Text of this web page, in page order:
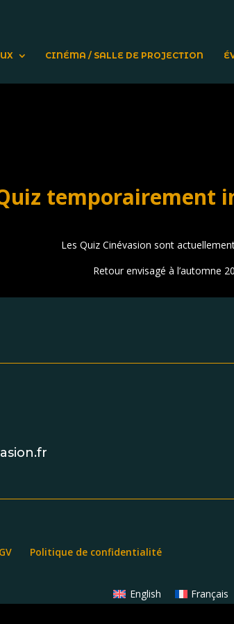
CINÉMA / SALLE DE PROJECTION
temporairement
Les Quiz Cinévasion sont
Retour envisagé à l’automne
Politique de confidentialité
English Français